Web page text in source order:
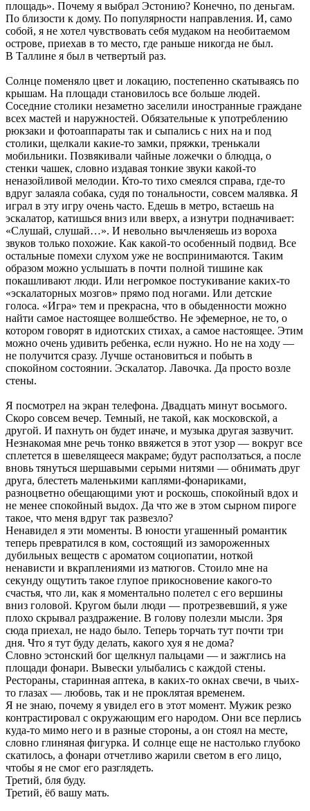
площадь». Почему я выбрал Эстонию? Конечно, по деньгам.
По близости к дому. По популярности направления. И, само
собой, я не хотел чувствовать себя мудаком на необитаемом
острове, приехав в то место, где раньше никогда не был.
В Таллине я был в четвертый раз.
Солнце поменяло цвет и локацию, постепенно скатываясь по
крышам. На площади становилось все больше людей.
Соседние столики незаметно заселили иностранные граждане
всех мастей и наружностей. Обязательные к употреблению
рюкзаки и фотоаппараты так и сыпались с них на и под
столики, щелкали какие-то замки, пряжки, тренькали
мобильники. Позвякивали чайные ложечки о блюдца, о
стенки чашек, словно издавая тонкие звуки какой-то
неназойливой мелодии. Кто-то тихо смеялся справа, где-то
вдруг залаяла собака, судя по тональности, совсем малявка. Я
играл в эту игру очень часто. Едешь в метро, встаешь на
эскалатор, катишься вниз или вверх, а изнутри подначивает:
«Слушай, слушай…». И невольно вычленяешь из вороха
звуков только похожие. Как какой-то особенный подвид. Все
остальные помехи слухом уже не воспринимаются. Таким
образом можно услышать в почти полной тишине как
покашливают люди. Или негромкое постукивание каких-то
«эскалаторных мозгов» прямо под ногами. Или детские
голоса. «Игра» тем и прекрасна, что в обыденности можно
найти самое настоящее волшебство. Не эфемерное, не то, о
котором говорят в идиотских стихах, а самое настоящее. Этим
можно очень удивить ребенка, если нужно. Но не на ходу —
не получится сразу. Лучше остановиться и побыть в
спокойном состоянии. Эскалатор. Лавочка. Да просто возле
стены.
Я посмотрел на экран телефона. Двадцать минут восьмого.
Скоро совсем вечер. Темный, не такой, как московской, а
другой. И пахнуть он будет иначе, и музыка другая зазвучит.
Незнакомая мне речь тонко ввяжется в этот узор — вокруг все
сплетется в шевелящееся макраме; будут расползаться, а после
вновь тянуться шершавыми серыми нитями — обнимать друг
друга, блестеть маленькими каплями-фонариками,
разноцветно обещающими уют и роскошь, спокойный вдох и
не менее спокойный выдох. Да что же в этом сырном пироге
такое, что меня вдруг так развезло?
Ненавидел я эти моменты. В юности угашенный романтик
теперь превратился в ком, состоящий из замороженных
дубильных веществ с ароматом социопатии, ноткой
ненависти и вкраплениями из матюгов. Стоило мне на
секунду ощутить такое глупое прикосновение какого-то
счастья, что ли, как я моментально полетел с его вершины
вниз головой. Кругом были люди — протрезвевший, я уже
плохо скрывал раздражение. В голову полезли мысли. Зря
сюда приехал, не надо было. Теперь торчать тут почти три
дня. Что я тут буду делать, какого хуя я не дома?
Словно эстонский бог щелкнул пальцами — и зажглись на
площади фонари. Вывески улыбались с каждой стены.
Рестораны, старинная аптека, в каких-то окнах свечи, в чьих-
то глазах — любовь, так и не проклятая временем.
Я не знаю, почему я увидел его в этот момент. Мужик резко
контрастировал с окружающим его народом. Они все перлись
куда-то мимо него и в разные стороны, а он стоял на месте,
словно глиняная фигурка. И солнце еще не настолько глубоко
скатилось, а фонари отчетливо жарили светом в его лицо,
чтобы я не смог его разглядеть.
Третий, бля буду.
Третий, ёб вашу мать.